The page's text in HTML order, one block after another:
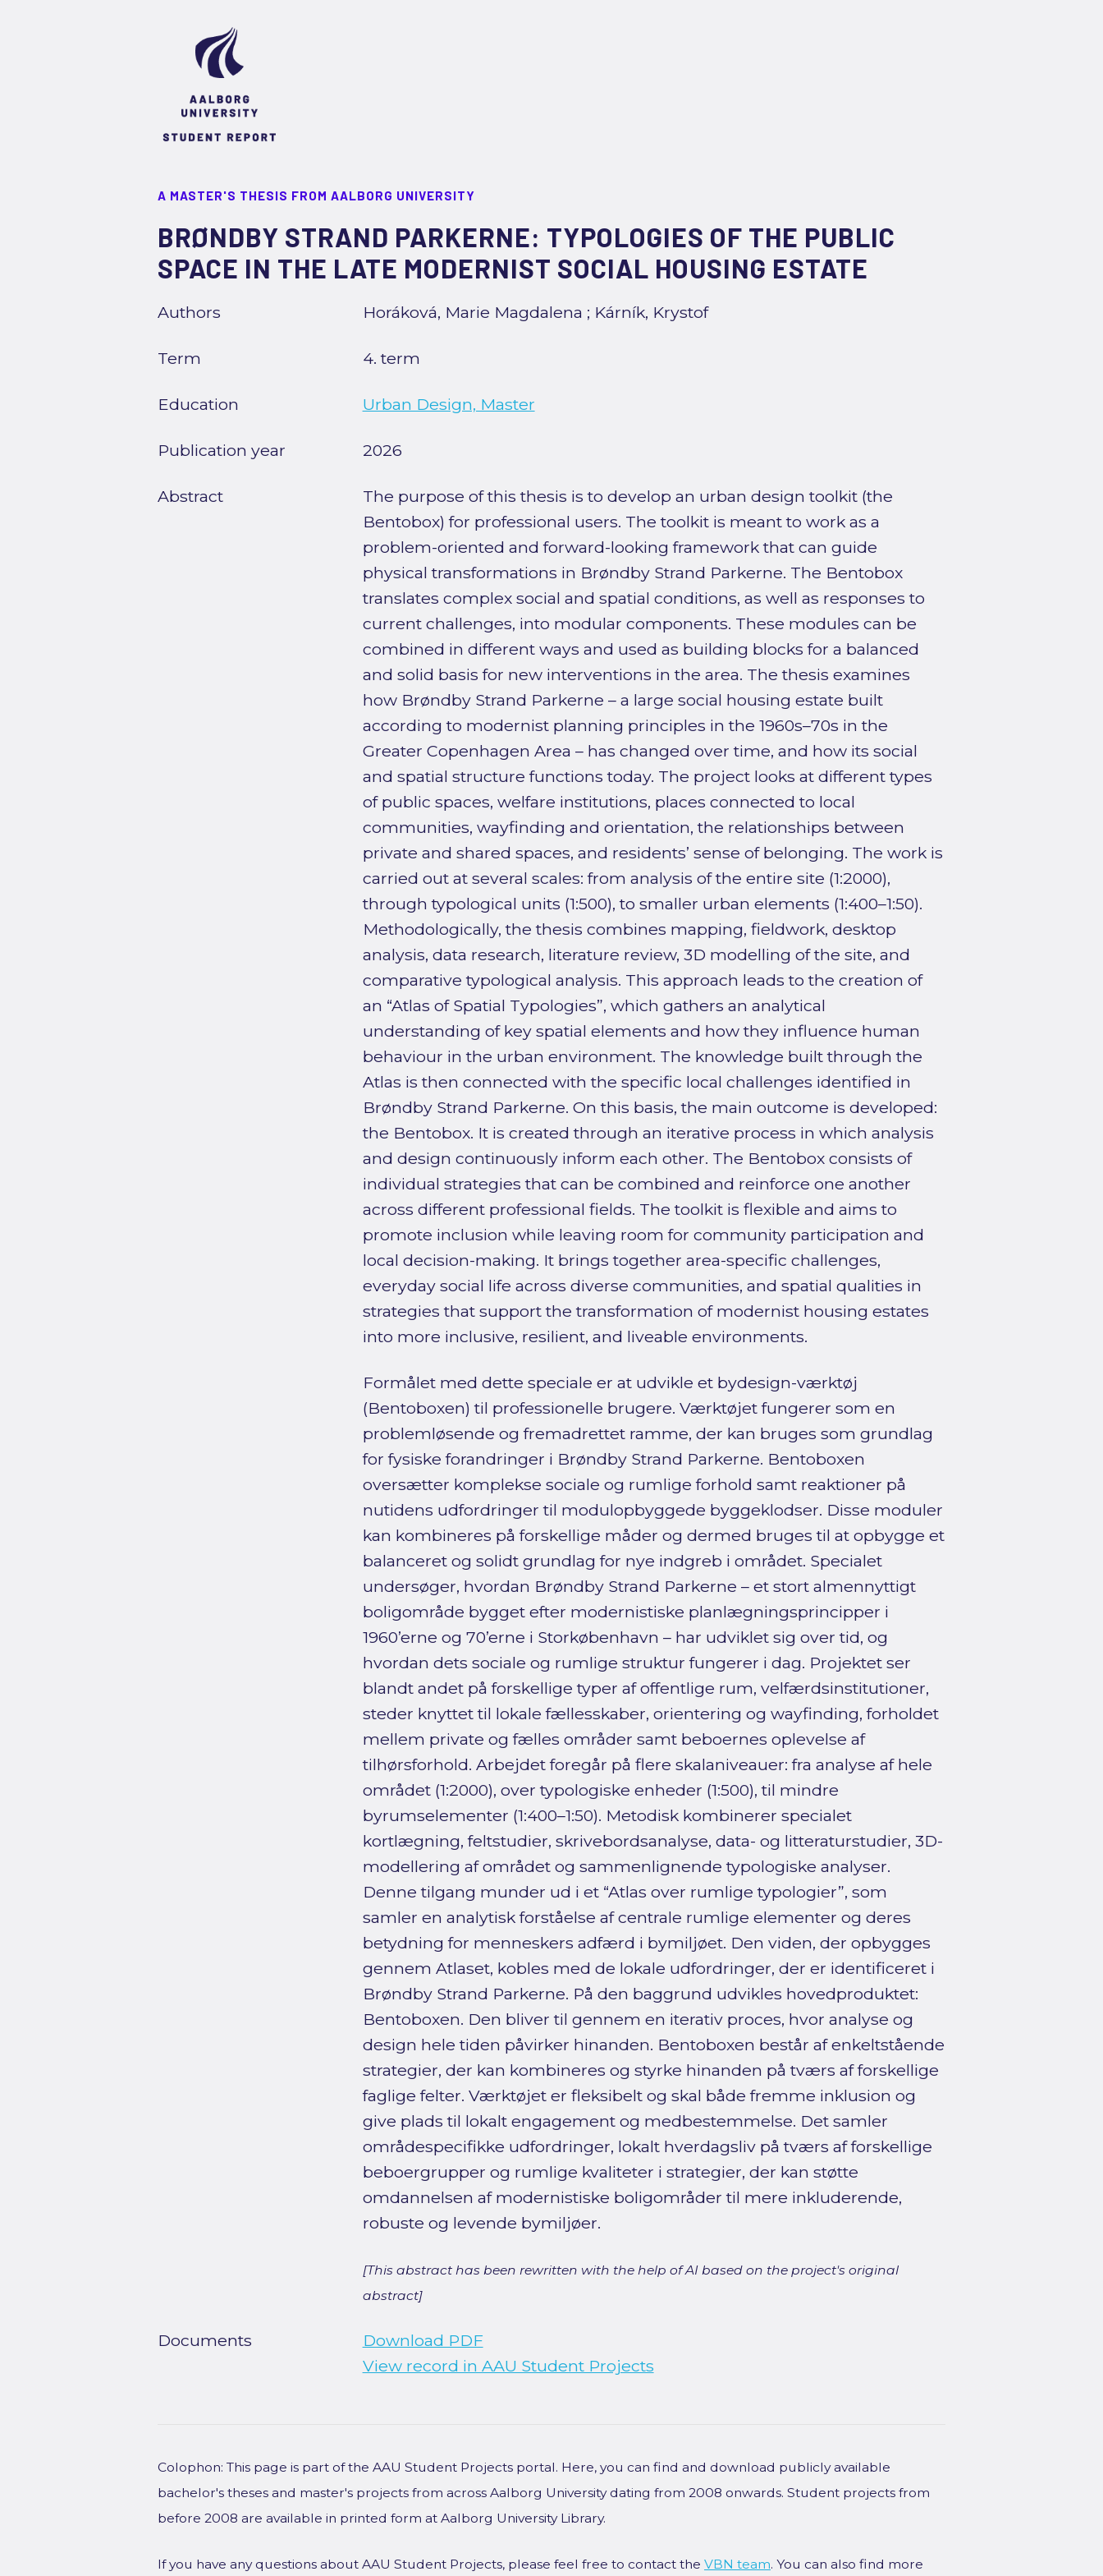
A MASTER'S THESIS FROM AALBORG UNIVERSITY
BRØNDBY STRAND PARKERNE: TYPOLOGIES OF THE PUBLIC
SPACE IN THE LATE MODERNIST SOCIAL HOUSING ESTATE
Authors Horáková, Marie Magdalena ; Kárník, Krystof
Term 4. term
Education Urban Design, Master
Publication year 2026
Abstract
The purpose of this thesis is to develop an urban design toolkit (the
Bentobox) for professional users. The toolkit is meant to work as a
problem-oriented and forward-looking framework that can guide
physical transformations in Brøndby Strand Parkerne. The Bentobox
translates complex social and spatial conditions, as well as responses to
current challenges, into modular components. These modules can be
combined in different ways and used as building blocks for a balanced
and solid basis for new interventions in the area. The thesis examines
how Brøndby Strand Parkerne – a large social housing estate built
according to modernist planning principles in the 1960s–70s in the
Greater Copenhagen Area – has changed over time, and how its social
and spatial structure functions today. The project looks at different types
of public spaces, welfare institutions, places connected to local
communities, wayfinding and orientation, the relationships between
private and shared spaces, and residents’ sense of belonging. The work is
carried out at several scales: from analysis of the entire site (1:2000),
through typological units (1:500), to smaller urban elements (1:400–1:50).
Methodologically, the thesis combines mapping, fieldwork, desktop
analysis, data research, literature review, 3D modelling of the site, and
comparative typological analysis. This approach leads to the creation of
an “Atlas of Spatial Typologies”, which gathers an analytical
understanding of key spatial elements and how they influence human
behaviour in the urban environment. The knowledge built through the
Atlas is then connected with the specific local challenges identified in
Brøndby Strand Parkerne. On this basis, the main outcome is developed:
the Bentobox. It is created through an iterative process in which analysis
and design continuously inform each other. The Bentobox consists of
individual strategies that can be combined and reinforce one another
across different professional fields. The toolkit is flexible and aims to
promote inclusion while leaving room for community participation and
local decision-making. It brings together area-specific challenges,
everyday social life across diverse communities, and spatial qualities in
strategies that support the transformation of modernist housing estates
into more inclusive, resilient, and liveable environments.
Formålet med dette speciale er at udvikle et bydesign-værktøj
(Bentoboxen) til professionelle brugere. Værktøjet fungerer som en
problemløsende og fremadrettet ramme, der kan bruges som grundlag
for fysiske forandringer i Brøndby Strand Parkerne. Bentoboxen
oversætter komplekse sociale og rumlige forhold samt reaktioner på
nutidens udfordringer til modulopbyggede byggeklodser. Disse moduler
kan kombineres på forskellige måder og dermed bruges til at opbygge et
balanceret og solidt grundlag for nye indgreb i området. Specialet
undersøger, hvordan Brøndby Strand Parkerne – et stort almennyttigt
boligområde bygget efter modernistiske planlægningsprincipper i
1960’erne og 70’erne i Storkøbenhavn – har udviklet sig over tid, og
hvordan dets sociale og rumlige struktur fungerer i dag. Projektet ser
blandt andet på forskellige typer af offentlige rum, velfærdsinstitutioner,
steder knyttet til lokale fællesskaber, orientering og wayfinding, forholdet
mellem private og fælles områder samt beboernes oplevelse af
tilhørsforhold. Arbejdet foregår på flere skalaniveauer: fra analyse af hele
området (1:2000), over typologiske enheder (1:500), til mindre
byrumselementer (1:400–1:50). Metodisk kombinerer specialet
kortlægning, feltstudier, skrivebordsanalyse, data- og litteraturstudier, 3D-
modellering af området og sammenlignende typologiske analyser.
Denne tilgang munder ud i et “Atlas over rumlige typologier”, som
samler en analytisk forståelse af centrale rumlige elementer og deres
betydning for menneskers adfærd i bymiljøet. Den viden, der opbygges
gennem Atlaset, kobles med de lokale udfordringer, der er identificeret i
Brøndby Strand Parkerne. På den baggrund udvikles hovedproduktet:
Bentoboxen. Den bliver til gennem en iterativ proces, hvor analyse og
design hele tiden påvirker hinanden. Bentoboxen består af enkeltstående
strategier, der kan kombineres og styrke hinanden på tværs af forskellige
faglige felter. Værktøjet er fleksibelt og skal både fremme inklusion og
give plads til lokalt engagement og medbestemmelse. Det samler
områdespecifikke udfordringer, lokalt hverdagsliv på tværs af forskellige
beboergrupper og rumlige kvaliteter i strategier, der kan støtte
omdannelsen af modernistiske boligområder til mere inkluderende,
robuste og levende bymiljøer.
[This abstract has been rewritten with the help of AI based on the project's original
abstract]
Documents
Download PDF
View record in AAU Student Projects
Colophon: This page is part of the AAU Student Projects portal. Here, you can find and download publicly available
bachelor's theses and master's projects from across Aalborg University dating from 2008 onwards. Student projects from
before 2008 are available in printed form at Aalborg University Library.
If you have any questions about AAU Student Projects, please feel free to contact the VBN team. You can also find more